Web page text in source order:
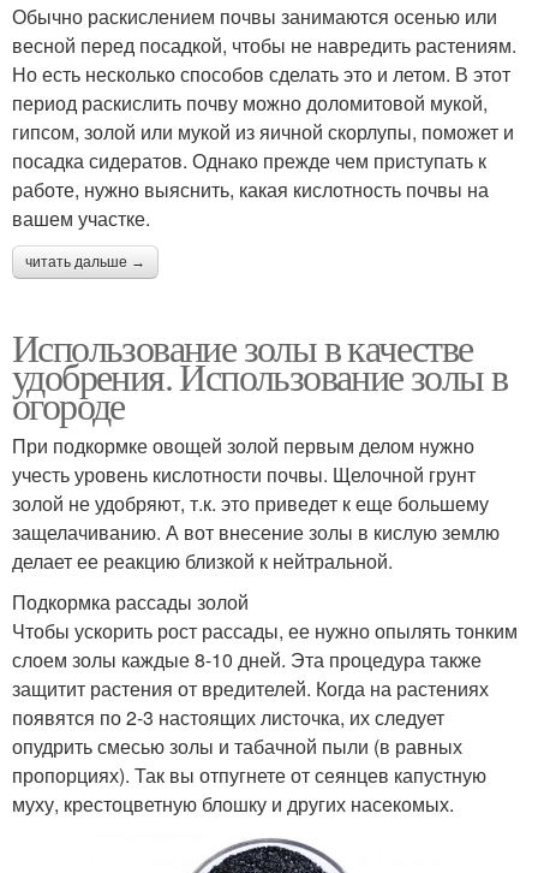
Обычно раскислением почвы занимаются осенью или
весной перед посадкой, чтобы не навредить растениям.
Но есть несколько способов сделать это и летом. В этот
период раскислить почву можно доломитовой мукой,
гипсом, золой или мукой из яичной скорлупы, поможет и
посадка сидератов. Однако прежде чем приступать к
работе, нужно выяснить, какая кислотность почвы на
вашем участке.
читать дальше →
Использование золы в качестве
удобрения. Использование золы в
огороде
При подкормке овощей золой первым делом нужно
учесть уровень кислотности почвы. Щелочной грунт
золой не удобряют, т.к. это приведет к еще большему
защелачиванию. А вот внесение золы в кислую землю
делает ее реакцию близкой к нейтральной.
Подкормка рассады золой
Чтобы ускорить рост рассады, ее нужно опылять тонким
слоем золы каждые 8-10 дней. Эта процедура также
защитит растения от вредителей. Когда на растениях
появятся по 2-3 настоящих листочка, их следует
опудрить смесью золы и табачной пыли (в равных
пропорциях). Так вы отпугнете от сеянцев капустную
муху, крестоцветную блошку и других насекомых.